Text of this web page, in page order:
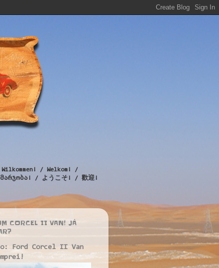
/ Welkom! /
/ ようこそ! / 歡迎!
CORCEL II VAN! JÁ
Ford Corcel II Van